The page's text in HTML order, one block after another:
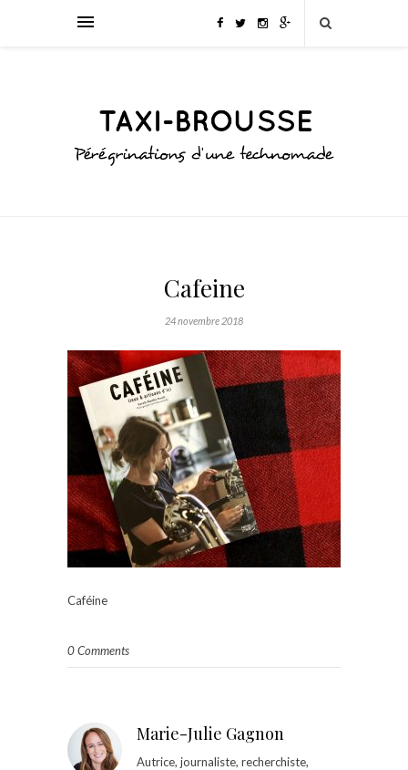
Cafeine
24 novembre 2018
Caféine
0 Comments
Marie-Julie Gagnon
Autrice, journaliste, recherchiste,